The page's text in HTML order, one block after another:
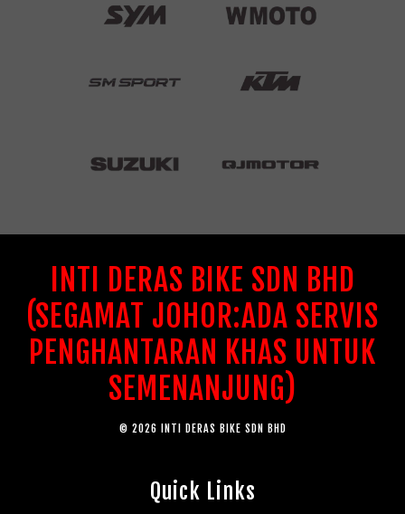
INTI DERAS BIKE SDN BHD
(SEGAMAT JOHOR:ADA SERVIS
PENGHANTARAN KHAS UNTUK
SEMENANJUNG)
© 2026 INTI DERAS BIKE SDN BHD
Quick Links